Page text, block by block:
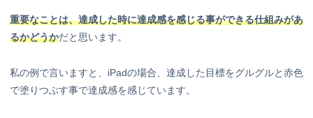
重要なことは、達成した時に達成感を感じる事ができる仕組みがあ
るかどうかだと思います。
私の例で言いますと、iPadの場合、達成した目標をグルグルと赤色
で塗りつぶす事で達成感を感じています。